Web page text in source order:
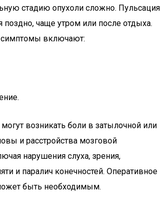
стадию опухоли сложно. Пульсация
поздно, чаще утром или после отдыха.
включают:
возникать боли в затылочной или
и расстройства мозговой
нарушения слуха, зрения,
и паралич конечностей. Оперативное
быть необходимым.